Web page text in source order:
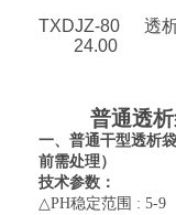
TXDJZ-80
透
24.00
普通透
一、普通干型透析袋
前需处理）
技术参数：
△PH稳定范围 : 5-9